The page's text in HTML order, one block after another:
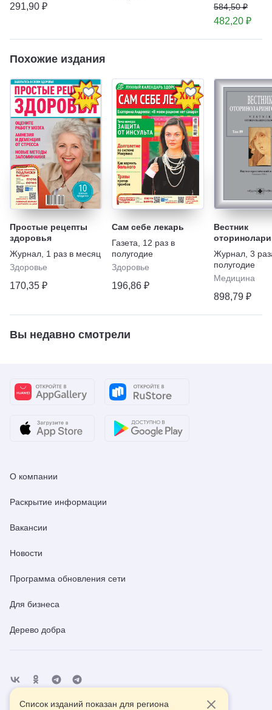
291,90 ₽
584,50 ₽
482,20 ₽
Похожие издания
Простые рецепты
здоровья
Журнал 1 раз в месяц
Здоровье
170,35 ₽
Сам себе лекарь
Газета
12 раз в
полугодие
Здоровье
196,86 ₽
Вестник
Журнал 3
полугодие
Медицина
898,79 ₽
Вы недавно смотрели
О компании
Раскрытие информации
Вакансии
Новости
Программа обновления сети
Для бизнеса
Дерево добра
Список изданий показан для региона